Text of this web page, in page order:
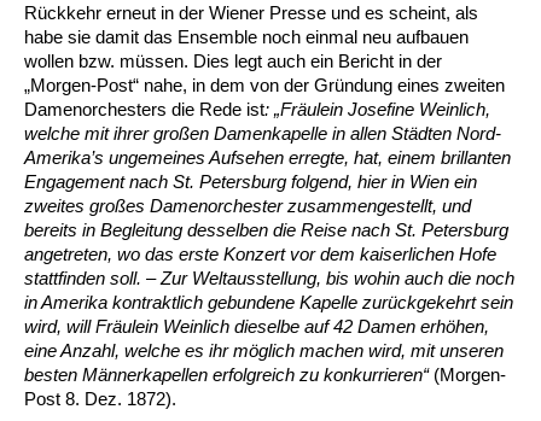
Rückkehr erneut in der Wiener Presse und es scheint, als
habe sie damit das Ensemble noch einmal neu aufbauen
wollen bzw. müssen. Dies legt auch ein Bericht in der
„Morgen-Post“ nahe, in dem von der Gründung eines zweiten
Damenorchesters die Rede ist: „Fräulein Josefine Weinlich,
welche mit ihrer großen Damenkapelle in allen Städten Nord-
Amerika’s ungemeines Aufsehen erregte, hat, einem brillanten
Engagement nach St. Petersburg folgend, hier in Wien ein
zweites großes Damenorchester zusammengestellt, und
bereits in Begleitung desselben die Reise nach St. Petersburg
angetreten, wo das erste Konzert vor dem kaiserlichen Hofe
stattfinden soll. – Zur Weltausstellung, bis wohin auch die noch
in Amerika kontraktlich gebundene Kapelle zurückgekehrt sein
wird, will Fräulein Weinlich dieselbe auf 42 Damen erhöhen,
eine Anzahl, welche es ihr möglich machen wird, mit unseren
besten Männerkapellen erfolgreich zu konkurrieren“(Morgen-
Post 8. Dez. 1872).